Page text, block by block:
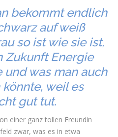
bekommt endlich
auf weiß
so ist wie sie ist,
Zukunft Energie
was man auch
weil es
gut tut.
einer ganz tollen Freundin
zwar, was es in etwa